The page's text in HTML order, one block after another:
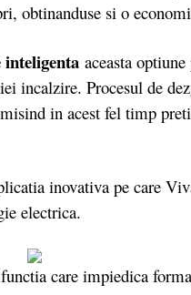
obtinanduse si o
aceasta
incalzire. Procesul de
in acest fel timp
inovativa pe care
electrica.
care impiedica